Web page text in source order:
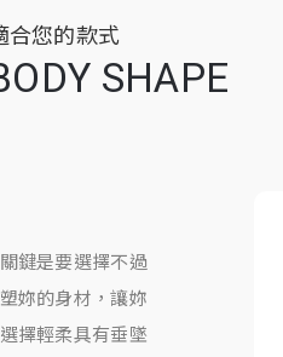
合您的款式
SHAPE
鍵是要選擇不過
妳的身材，讓妳
擇輕柔具有垂墜